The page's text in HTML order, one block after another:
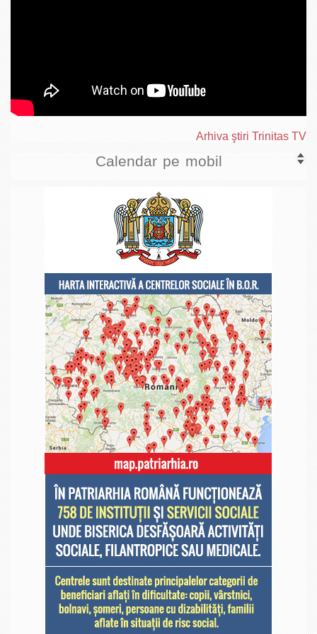
Arhiva ştiri Trinitas TV
Calendar pe mobil